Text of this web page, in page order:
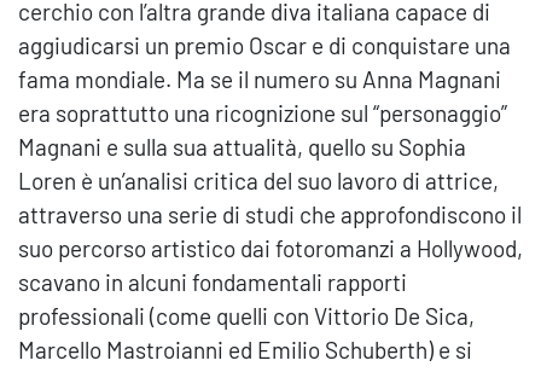
cerchio con l’altra grande diva italiana capace di
aggiudicarsi un premio Oscar e di conquistare una
fama mondiale. Ma se il numero su Anna Magnani
era soprattutto una ricognizione sul “personaggio”
Magnani e sulla sua attualità, quello su Sophia
Loren è un’analisi critica del suo lavoro di attrice,
attraverso una serie di studi che approfondiscono il
suo percorso artistico dai fotoromanzi a Hollywood,
scavano in alcuni fondamentali rapporti
professionali (come quelli con Vittorio De Sica,
Marcello Mastroianni ed Emilio Schuberth) e si